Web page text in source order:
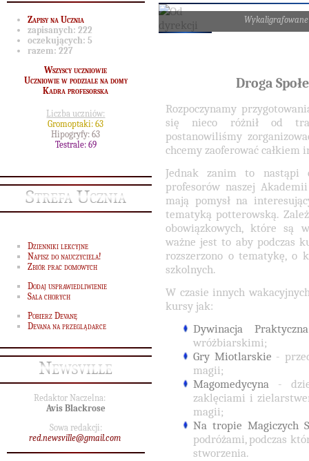
Zapisy na Ucznia
zapisanych: 222
oczekujących: 5
razem: 227
Wszyscy uczniowie
Uczniowie w podziale na domy
Kadra profesorska
Liczba uczniów:
Gromoptaki: 63
Hipogryfy: 63
Testrale: 69
Strefa Ucznia
Dzienniki lekcyjne
Napisz do nauczyciela!
Zbiór prac domowych
Dodaj usprawiedliwienie
Sala chorych
Pobierz Devanę
Devana na przeglądarce
Newsville
Redaktor Naczelna:
Avis Blackrose
Sowa redakcji:
red.newsville@gmail.com
Droga
Rozpoczynamy
się nieco różnił od
postanowiliśmy
chcemy zaoferować całkiem
Jednak zanim to nastąpi
profesorów naszej
mają pomysł na
tematyką potterowską.
obowiązkowych, które są
ważne jest to aby podczas
rozszerzono o tematykę, o
szkolnych.
W czasie innych
kursy jak:
Dywinacja Praktyczna
wróżbiarskimi;
Gry Miotlarskie -
magii;
Magomedycyna -
zaklęciami i
magii;
Na tropie Magiczych
podróżami, podczas
stworzenia.